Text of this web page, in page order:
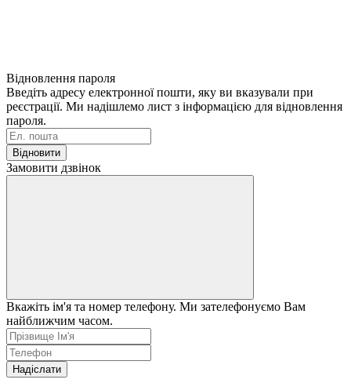
Відновлення пароля
Введіть адресу електронної пошти, яку ви вказували при
реєстрації. Ми надішлемо лист з інформацією для відновлення
пароля.
Відновити
Замовити дзвінок
Вкажіть ім'я та номер телефону. Ми зателефонуємо Вам
найближчим часом.
Надіслати